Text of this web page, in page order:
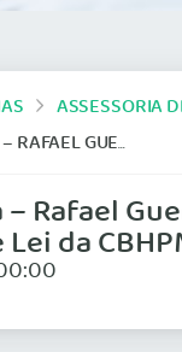
ASSESSORIA
PROJETO DE LEI DA CBHPM
Rafael
da